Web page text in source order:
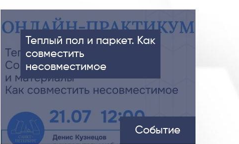
Теплый пол и паркет. Как
совместить
несовместимое
Событие